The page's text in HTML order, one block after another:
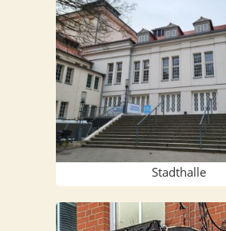
Stadt­hal­le